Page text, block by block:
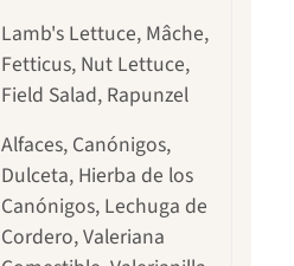
Lamb's Lettuce, Mâche,
Fetticus, Nut Lettuce,
Field Salad, Rapunzel
Alfaces, Canónigos,
Dulceta, Hierba de los
Canónigos, Lechuga de
Cordero, Valeriana